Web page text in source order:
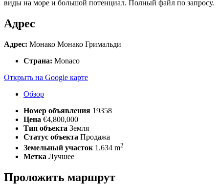
виды на море и большой потенциал. Полный файл по запросу.
Адрес
Адрес: Монако Монако Гримальди
Страна: Monaco
Открыть на Google карте
Обзор
Номер объявления 19358
Цена €4,800,000
Тип объекта Земля
Статус объекта Продажа
Земельный участок 1.634 m2
Метка Лучшее
Проложить маршрут